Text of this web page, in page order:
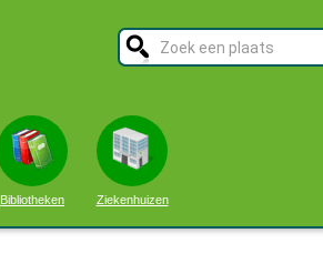
Bibliotheken Ziekenhuizen